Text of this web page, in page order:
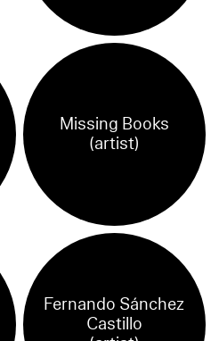
Missing Books
(artist)
Fernando Sánchez
Castillo